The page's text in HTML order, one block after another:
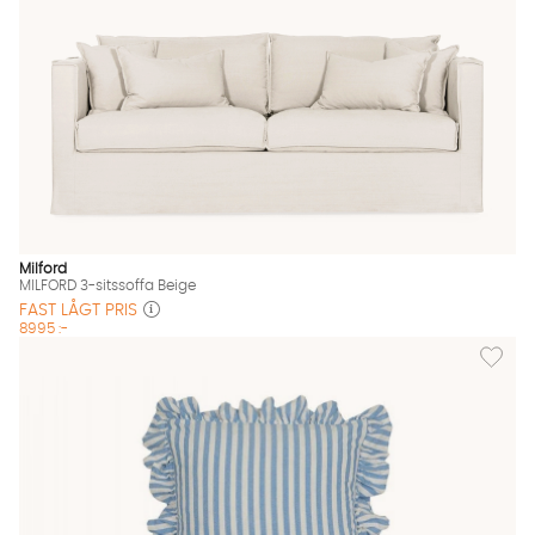
Milford
MILFORD 3-sitssoffa Beige
FAST LÅGT PRIS
8995 :-
Lägg